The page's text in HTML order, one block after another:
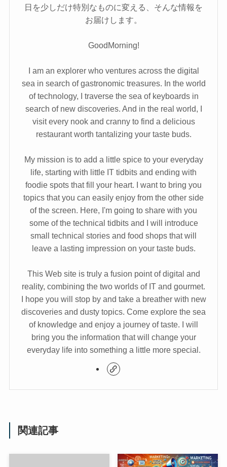
日を少しだけ特別なものに変える、そんな情報を
お届けします。
GoodMorning!
I am an explorer who ventures across the digital
sea in search of gastronomic treasures. In the world
of technology, I traverse the sea of keyboards in
search of new discoveries. And in the real world, I
visit every nook and cranny to find a delicious
restaurant worth tantalizing your taste buds.
My mission is to add a little spice to your everyday
life, starting with little IT tidbits and ending with
foodie spots that fill your heart. I want to bring you
topics that you can easily enjoy from the other side
of the screen. Here, I'm going to share with you
some of the technical tidbits and I will introduce
small technical stories and food shops that will
leave a lasting impression on your taste buds.
This Web site is truly a fusion point of digital and
reality, combining the two worlds of IT and gourmet.
I hope you will stop by and take a breather with new
discoveries and dusty topics. Come explore the sea
of knowledge and enjoy a journey of taste. I will
bring you the information that will change your
everyday life into something a little more special.
関連記事